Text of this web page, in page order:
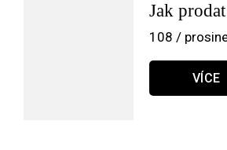
Jak
108 /
VÍCE